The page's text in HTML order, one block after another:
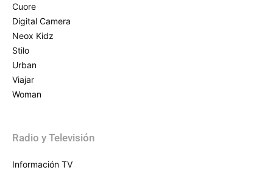
Cuore
Digital Camera
Neox Kidz
Stilo
Urban
Viajar
Woman
Radio y Televisión
Información TV